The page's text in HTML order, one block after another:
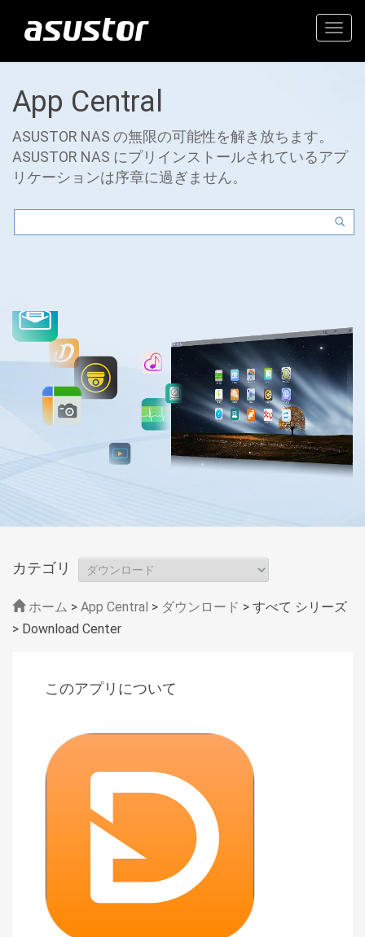
App Central
ASUSTOR NAS の無限の可能性を解き放ちます。
ASUSTOR NAS にプリインストールされているアプ
リケーションは序章に過ぎません。
カテゴリ
ホーム > App Central > ダウンロード > すべて シリーズ
> Download Center
このアプリについて